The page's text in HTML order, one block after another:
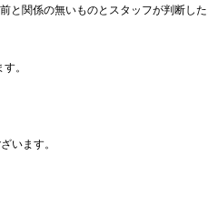
関係の無いものとスタッフが判断し
。
います。